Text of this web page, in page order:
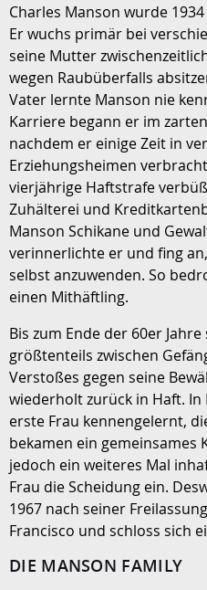
Charles Manson wurde
Er wuchs primär bei
seine Mutter
wegen Raubüberfalls
Vater lernte Manson nie
Karriere begann er im
nachdem er einige Zeit in
Erziehungsheimen
vierjährige Haftstrafe
Zuhälterei und
Manson Schikane und
verinnerlichte er und fing
selbst anzuwenden. So
einen Mithäftling.
Bis zum Ende der 60er
größtenteils zwischen
Verstoßes gegen seine
wiederholt zurück in Haft.
erste Frau kennengelernt,
bekamen ein gemeinsames
jedoch ein weiteres Mal
Frau die Scheidung ein.
1967 nach seiner
Francisco und schloss sich
DIE MANSON FAMILY